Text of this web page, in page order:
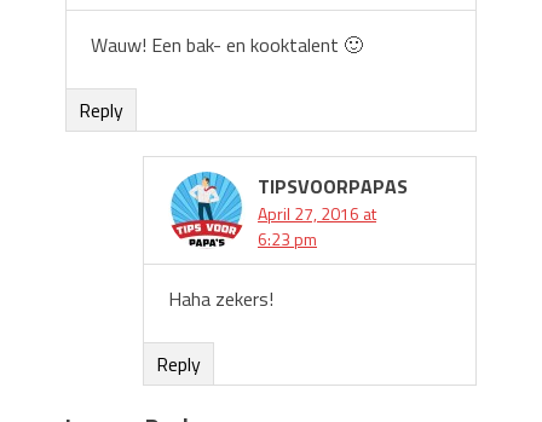
Wauw! Een bak- en kooktalent 🙂
Reply
TIPSVOORPAPAS
April 27, 2016 at
6:23 pm
Haha zekers!
Reply